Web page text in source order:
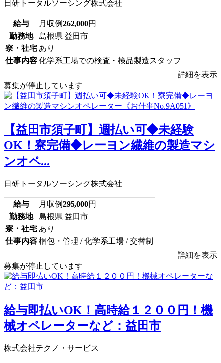
日研トータルソーシング株式会社
給与 月収例262,000円
勤務地
島根県 益田市
寮・社宅 あり
仕事内容 化学系工場での検査・検品製造スタッフ
詳細を表示
募集が停止しています
【益田市須子町】週払い可◆未経験
OK！寮完備◆レーヨン繊維の製造マシ
ンオペ...
日研トータルソーシング株式会社
給与 月収例295,000円
勤務地
島根県 益田市
寮・社宅 あり
仕事内容 梱包・管理 / 化学系工場 / 交替制
詳細を表示
募集が停止しています
給与即払いOK！高時給１２００円！機
械オペレーターなど：益田市
株式会社テクノ・サービス